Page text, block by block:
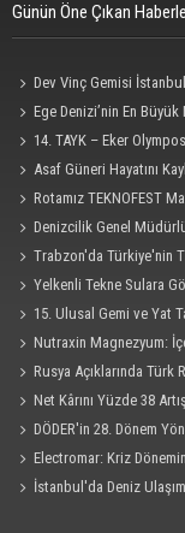
Günün Öne Çıkan
Dev Vinç Gemisi
Ege Denizi’nin En Büyük
14. TAYK – Eker
Asaf Güneri Hayatını
Rotamız TEKNOFEST
Denizcilik Genel
Saldırısına Uğradı"
Trabzon'da Türkiye'nin
Yelkenli Tekne Sulara
15. Ulusal Gemi ve Yat
Uzatıldı
Nutraxin Magnezyum:
Rusya Açıklarında Türk
Net Kârını Yüzde 38
DÖDER'in 28. Dönem
Electromar: Kriz
İstanbul'da Deniz